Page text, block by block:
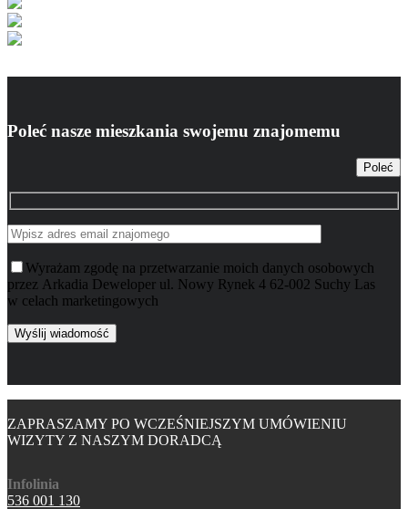
Poleć nasze mieszkania swojemu znajomemu
Poleć
Wyrażam zgodę na przetwarzanie moich danych osobowych
przez Arkadia Deweloper ul. Nowy Rynek 4 62-002 Suchy Las
w celach marketingowych
ZAPRASZAMY PO WCZEŚNIEJSZYM UMÓWIENIU
WIZYTY Z NASZYM DORADCĄ
Infolinia
536 001 130